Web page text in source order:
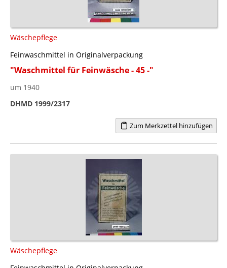
Wäschepflege
Feinwaschmittel in Originalverpackung
"Waschmittel für Feinwäsche - 45 -"
um 1940
DHMD 1999/2317
Zum Merkzettel hinzufügen
Wäschepflege